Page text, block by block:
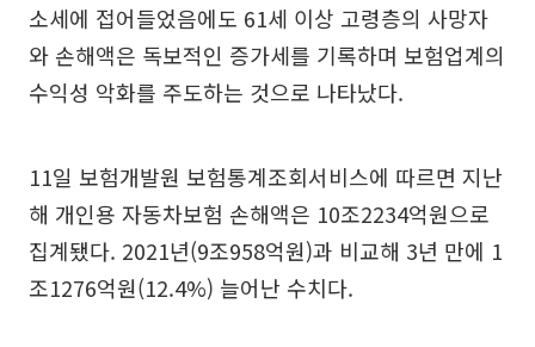
소세에 접어들었음에도 61세 이상 고령층의 사망자
와 손해액은 독보적인 증가세를 기록하며 보험업계의
수익성 악화를 주도하는 것으로 나타났다.
11일 보험개발원 보험통계조회서비스에 따르면 지난
해 개인용 자동차보험 손해액은 10조2234억원으로
집계됐다. 2021년(9조958억원)과 비교해 3년 만에 1
조1276억원(12.4%) 늘어난 수치다.